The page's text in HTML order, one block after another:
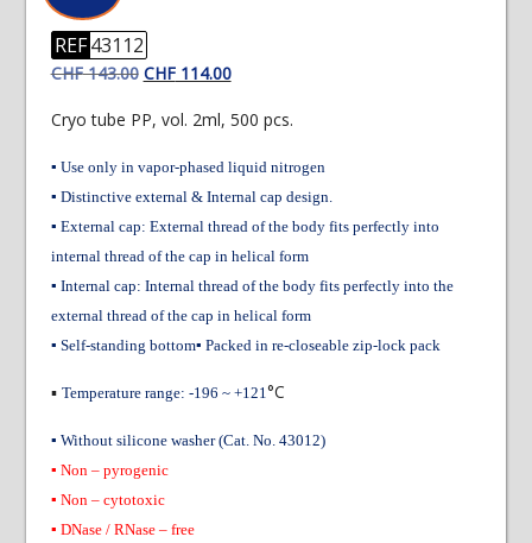
REF 43112
CHF143.00 Ursprünglicher
war:
CHF 143.00
CHF114.00Aktueller
ist:
CHF 114.00.
Cryo tube PP, vol. 2ml, 500 pcs.
▪ Use only in vapor-phased liquid nitrogen
▪ Distinctive external & Internal cap design.
▪ External cap: External thread of the body fits perfectly into
internal thread of the cap in helical form
▪ Internal cap: Internal thread of the body fits perfectly into the
external thread of the cap in helical form
▪ Self-standing bottom▪ Packed in re-closeable zip-lock pack
▪ Temperature range: -196 ~ +121°C
▪ Without silicone washer (Cat. No. 43012)
▪ Non – pyrogenic
▪ Non – cytotoxic
▪ DNase / RNase – free